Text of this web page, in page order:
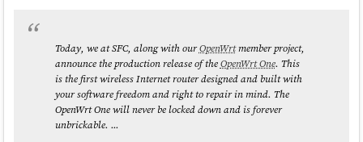
Today, we at SFC, along with ourOpenWrtmember project,
announce the production release of theOpenWrt One. This
is the first wireless Internet router designed and built with
your software freedom and right to repair in mind. The
OpenWrt One will never be locked down and is forever
unbrickable. ...